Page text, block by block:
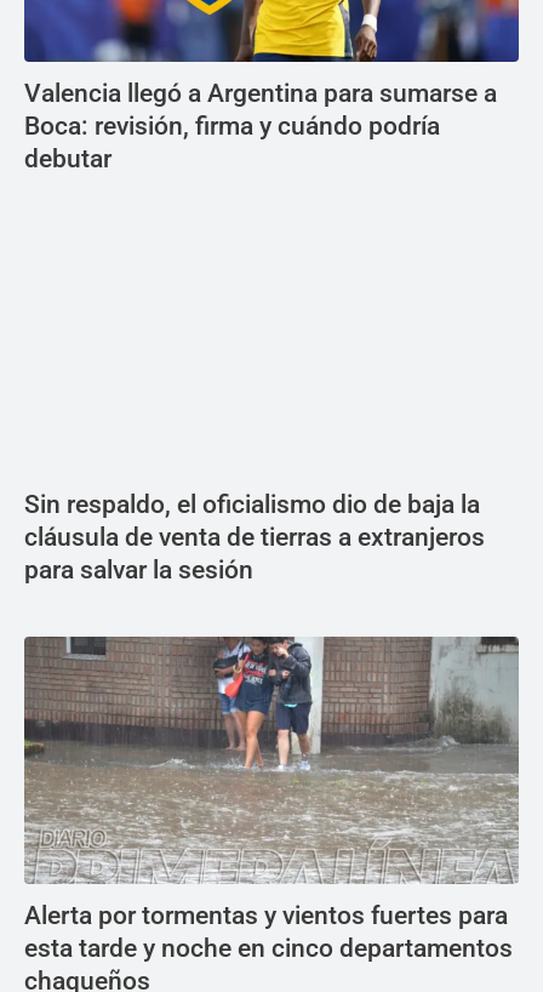
Valencia llegó a Argentina para sumarse a
Boca: revisión, firma y cuándo podría
debutar
Sin respaldo, el oficialismo dio de baja la
cláusula de venta de tierras a extranjeros
para salvar la sesión
Alerta por tormentas y vientos fuertes para
esta tarde y noche en cinco departamentos
chaqueños